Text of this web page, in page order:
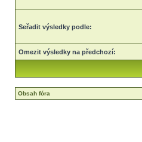
Seřadit výsledky podle:
Omezit výsledky na předchozí:
Obsah fóra